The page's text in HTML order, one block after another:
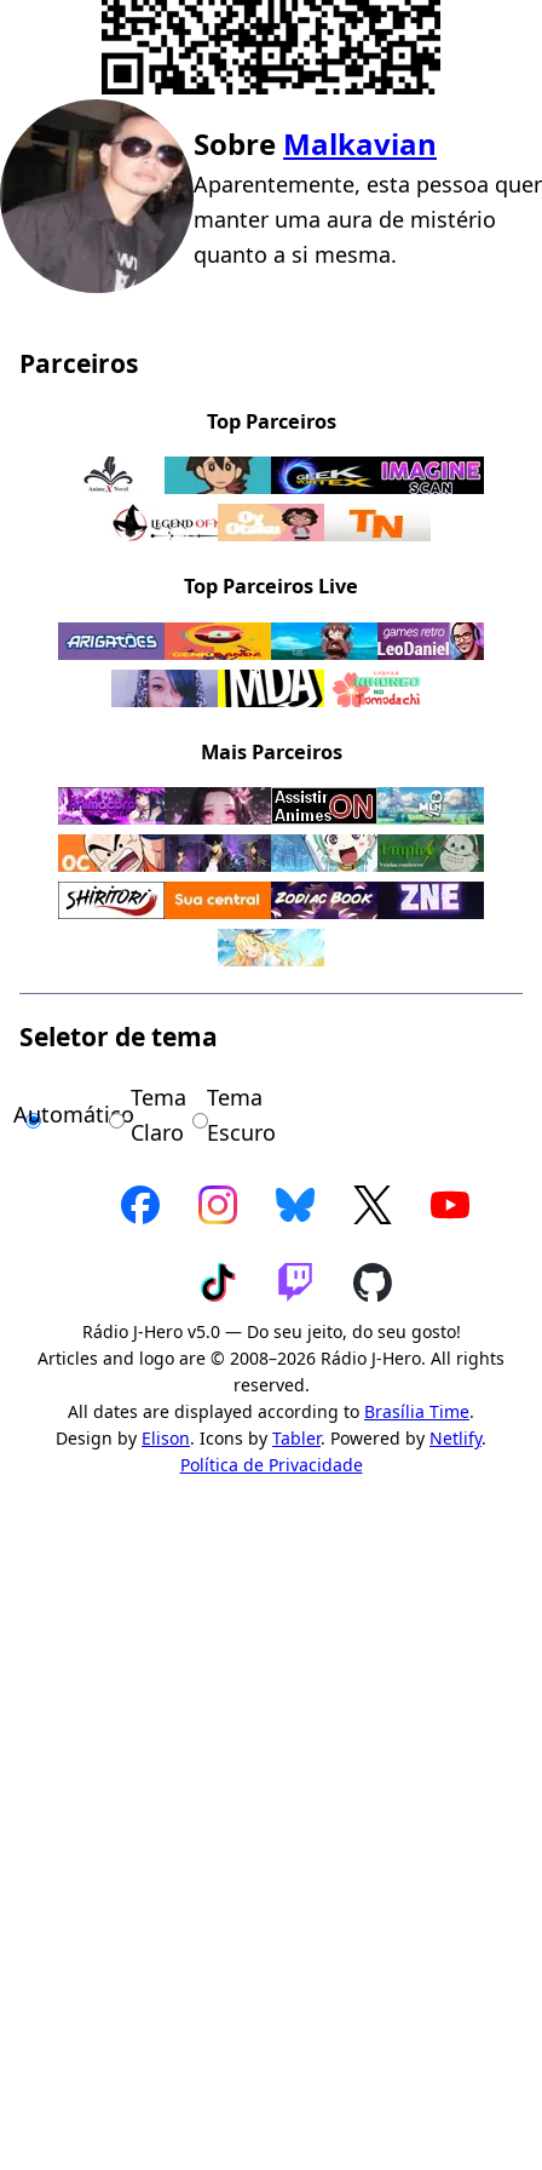
Sobre Malkavian
Aparentemente, esta pessoa quer
manter uma aura de mistério
quanto a si mesma.
Parceiros
Top Parceiros
Top Parceiros Live
Mais Parceiros
Seletor de tema
Automático
Tema
Claro
Tema
Escuro
Rádio J-Hero v5.0 — Do seu jeito, do seu gosto!
Articles and logo are © 2008–2026 Rádio J-Hero. All rights
reserved.
All dates are displayed according to Brasília Time.
Design by Elison. Icons by Tabler. Powered by Netlify.
Política de Privacidade